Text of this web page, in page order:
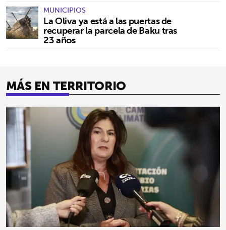
MUNICIPIOS
La Oliva ya está a las puertas de
recuperar la parcela de Baku tras
23 años
MÁS EN TERRITORIO